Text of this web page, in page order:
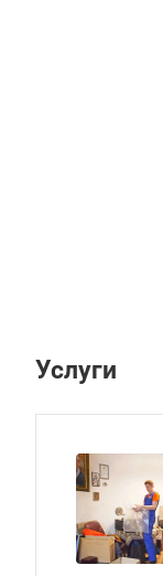
Услуги